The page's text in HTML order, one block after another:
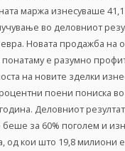
маржа изнесуваше
во деловниот
Новата продажба на
понатаму е разумно
на новите зделки
поени пониска
Деловниот
за 60% поголем и
од кои што 19,8 милиони